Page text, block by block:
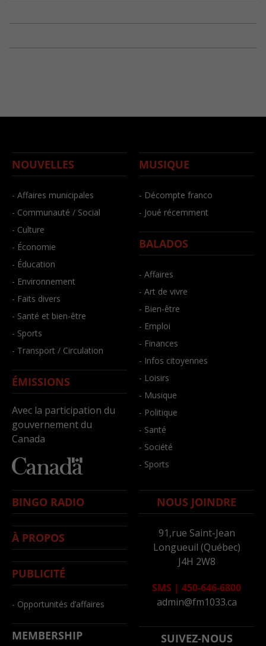
NOUVELLES
- Affaires municipales
- Communauté / Social
- Culture
- Économie
- Éducation
- Environnement
- Faits divers
- Santé et bien-être
- Sports
- Transport / Circulation
ÉMISSIONS
Avec la participation du
gouvernement du
Canada
MUSIQUE
- Décompte franco
- Joué récemment
BALADOS
- Affaires
- Art de vivre
- Bien-être
- Emploi
- Finances
- Infos citoyennes
- Loisirs
- Musique
- Politique
- Santé
- Société
- Sports
BINGO RADIO
À PROPOS
PUBLICITÉ
- Opportunités d’affaires
MEMBERSHIP
NOUS JOINDRE
91,rue Saint-Jean
Longueuil (Québec)
J4H 2W8
SMS | 450-646-6800
admin@fm1033.ca
SUIVEZ-NOUS